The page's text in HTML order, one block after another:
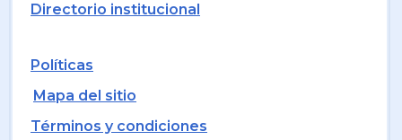
Directorio institucional
Políticas
Mapa del sitio
Términos y condiciones